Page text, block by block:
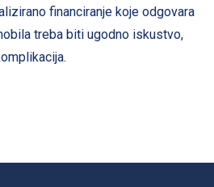
financiranje koje odgovara
treba biti ugodno iskustvo,